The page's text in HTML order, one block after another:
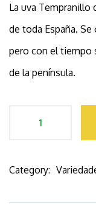
La uva Tempranillo
de toda España.
pero con el tiempo
de la península.
Category: